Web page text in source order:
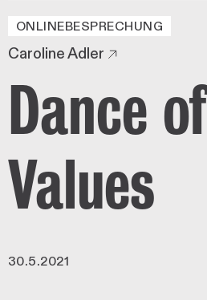
ONLINEBESPRECHUNG
Caroline Adler
Dance of
Values
30.5.2021